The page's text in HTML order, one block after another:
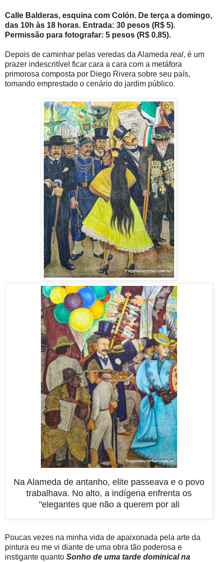
Calle Balderas, esquina com Colón. De terça a domingo,
das 10h às 18 horas. Entrada: 30 pesos (R$ 5).
Permissão para fotografar: 5 pesos (R$ 0,85).
Depois de caminhar pelas veredas da Alameda real, é um
prazer indescritível ficar cara a cara com a metáfora
primorosa composta por Diego Rivera sobre seu país,
tomando emprestado o cenário do jardim público.
Na Alameda de antanho, elite passeava e o povo
trabalhava. No alto, a indígena enfrenta os
"elegantes que não a querem por ali
Poucas vezes na minha vida de apaixonada pela arte da
pintura eu me vi diante de uma obra tão poderosa e
instigante quanto Sonho de uma tarde dominical na